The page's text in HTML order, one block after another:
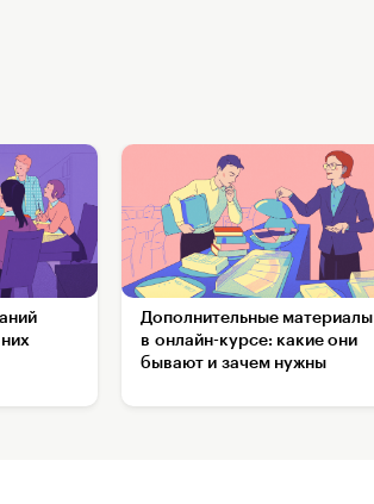
Дополнительные материалы
в онлайн-курсе: какие они
бывают и зачем нужны